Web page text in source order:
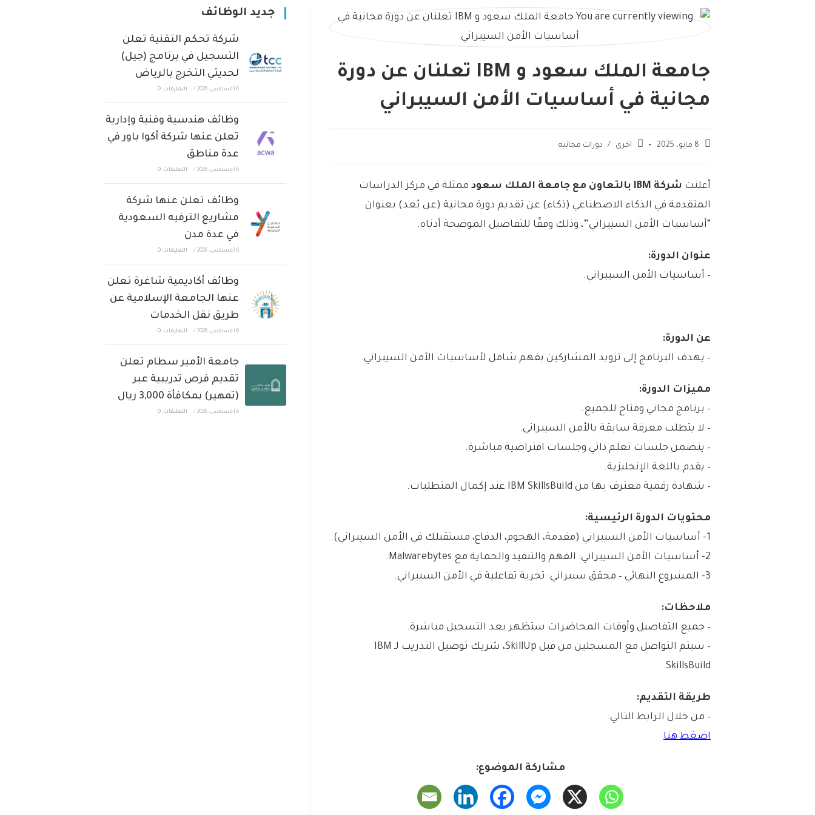
جامعة الملك سعود و IBM تعلنان عن دورة
مجانية في أساسيات الأمن السيبراني
8 مايو، 2025 اخرى / دورات مجانيه
أعلنت شركة IBM بالتعاون مع جامعة الملك سعود
ممثلة في مركز الدراسات
المتقدمة في الذكاء الاصطناعي (ذكاء) عن تقديم دورة مجانية (عن بٌعد) بعنوان
“أساسيات الأمن السيبراني”، وذلك وفقًا للتفاصيل الموضحة أدناه.
عنوان الدورة:
– أساسيات الأمن السيبراني.
عن الدورة:
– يهدف البرنامج إلى تزويد المشاركين بفهم شامل لأساسيات الأمن السيبراني.
مميزات الدورة:
– برنامج مجاني ومتاح للجميع.
– لا يتطلب معرفة سابقة بالأمن السيبراني.
– يتضمن جلسات تعلم ذاتي وجلسات افتراضية مباشرة.
– يقدم باللغة الإنجليزية.
– شهادة رقمية معترف بها من IBM SkillsBuild عند إكمال المتطلبات.
محتويات الدورة الرئيسية:
1- أساسيات الأمن السيبراني (مقدمة، الهجوم، الدفاع، مستقبلك في الأمن السيبراني).
2- أساسيات الأمن السيبراني: الفهم والتنفيذ والحماية مع Malwarebytes.
3- المشروع النهائي – محقق سيبراني: تجربة تفاعلية في الأمن السيبراني.
ملاحظات:
– جميع التفاصيل وأوقات المحاضرات ستظهر بعد التسجيل مباشرة.
– سيتم التواصل مع المسجلين من قبل SkillUp، شريك توصيل التدريب لـ IBM
SkillsBuild.
طريقة التقديم:
– من خلال الرابط التالي:
اضغط هنا
مشاركة الموضوع:
جديد الوظائف
شركة تحكم التقنية تعلن
التسجيل في برنامج (جيل)
لحديثي التخرج بالرياض
6 أغسطس، 2026 / التعليقات: 0
وظائف هندسية وفنية وإدارية
تعلن عنها شركة أكوا باور في
عدة مناطق
6 أغسطس، 2026 / التعليقات: 0
وظائف تعلن عنها شركة
مشاريع الترفيه السعودية
في عدة مدن
6 أغسطس، 2026 / التعليقات: 0
وظائف أكاديمية شاغرة تعلن
عنها الجامعة الإسلامية عن
طريق نقل الخدمات
6 أغسطس، 2026 / التعليقات: 0
جامعة الأمير سطام تعلن
تقديم فرص تدريبية عبر
(تمهير) بمكافأة 3,000 ريال
6 أغسطس، 2026 / التعليقات: 0